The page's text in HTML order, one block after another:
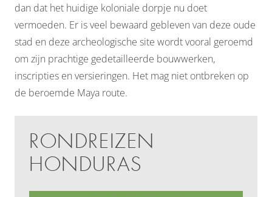
dan dat het huidige koloniale dorpje nu doet
vermoeden. Er is veel bewaard gebleven van deze oude
stad en deze archeologische site wordt vooral geroemd
om zijn prachtige gedetailleerde bouwwerken,
inscripties en versieringen. Het mag niet ontbreken op
de beroemde Maya route.
RONDREIZEN
HONDURAS